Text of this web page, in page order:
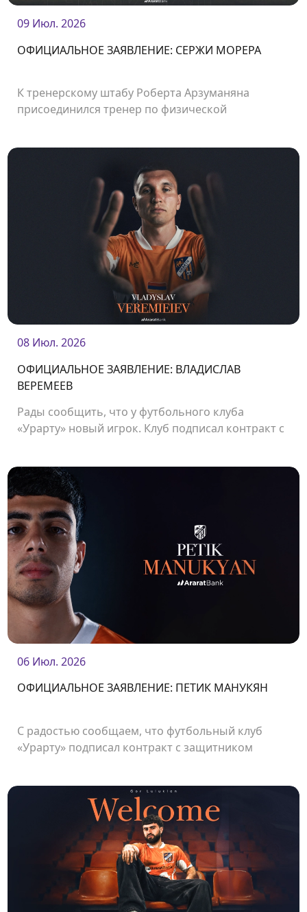
09 Июл. 2026
ОФИЦИАЛЬНОЕ ЗАЯВЛЕНИЕ: СЕРЖИ МОРЕРА
К тренерскому штабу Роберта Арзуманяна
присоединился тренер по физической
08 Июл. 2026
ОФИЦИАЛЬНОЕ ЗАЯВЛЕНИЕ: ВЛАДИСЛАВ
ВЕРЕМЕЕВ
Рады сообщить, что у футбольного клуба
«Урарту» новый игрок. Клуб подписал контракт с
06 Июл. 2026
ОФИЦИАЛЬНОЕ ЗАЯВЛЕНИЕ: ПЕТИК МАНУКЯН
С радостью сообщаем, что футбольный клуб
«Урарту» подписал контракт с защитником